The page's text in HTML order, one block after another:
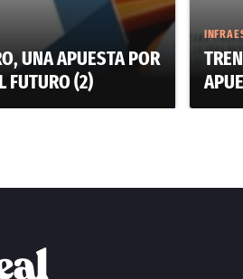
UNA APUESTA POR
FUTURO (2)